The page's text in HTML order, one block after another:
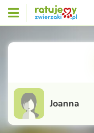
Joanna